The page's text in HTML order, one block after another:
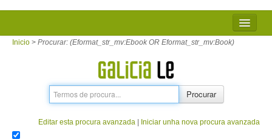
INICIO
PRÉSTAMO
Inicio > Procurar: (Eformat_str_mv:Ebook OR Eformat_str_mv:Book)
Procurar
Editar esta procura avanzada Iniciar unha nova procura avanzada